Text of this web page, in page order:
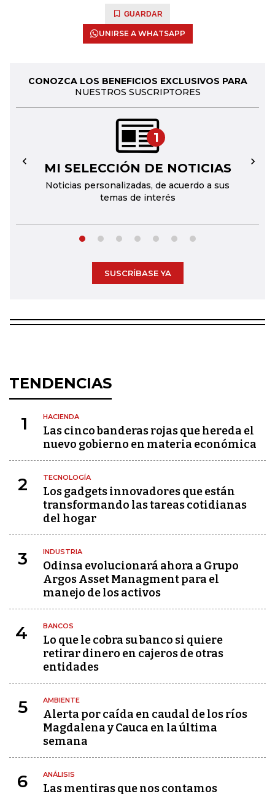
GUARDAR
UNIRSE A WHATSAPP
CONOZCA LOS BENEFICIOS EXCLUSIVOS PARA
NUESTROS SUSCRIPTORES
1
MI SELECCIÓN DE NOTICIAS
Noticias personalizadas, de acuerdo a sus
temas de interés
← →
SUSCRÍBASE YA
TENDENCIAS
1 HACIENDA
Las cinco banderas rojas que hereda el
nuevo gobierno en materia económica
2 TECNOLOGÍA
Los gadgets innovadores que están
transformando las tareas cotidianas
del hogar
3 INDUSTRIA
Odinsa evolucionará ahora a Grupo
Argos Asset Managment para el
manejo de los activos
4 BANCOS
Lo que le cobra su banco si quiere
retirar dinero en cajeros de otras
entidades
5 AMBIENTE
Alerta por caída en caudal de los ríos
Magdalena y Cauca en la última
semana
6 ANÁLISIS
Las mentiras que nos contamos